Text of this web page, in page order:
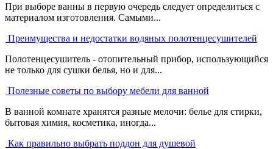
При выборе ванны в первую очередь следует определиться с
материалом изготовления. Самыми...
Преимущества и недостатки водяных полотенцесушителей
Полотенцесушитель - отопительный прибор, использующийся
не только для сушки белья, но и для...
Полезные советы по выбору мебели для ванной
В ванной комнате хранятся разные мелочи: белье для стирки,
бытовая химия, косметика, иногда...
Как правильно выбрать поддон для душевой